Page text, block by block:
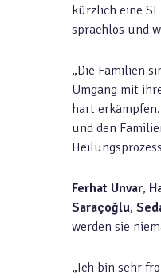
kürzlich eine
sprachlos und
„Die Familien
Umgang mit
hart
und den
Ferhat Unvar,
Saraçoğlu,
werden sie
„Ich bin sehr